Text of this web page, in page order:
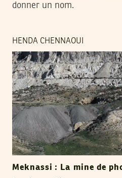
donner un nom.
HENDA CHENNAOUI
Meknassi : La mine de